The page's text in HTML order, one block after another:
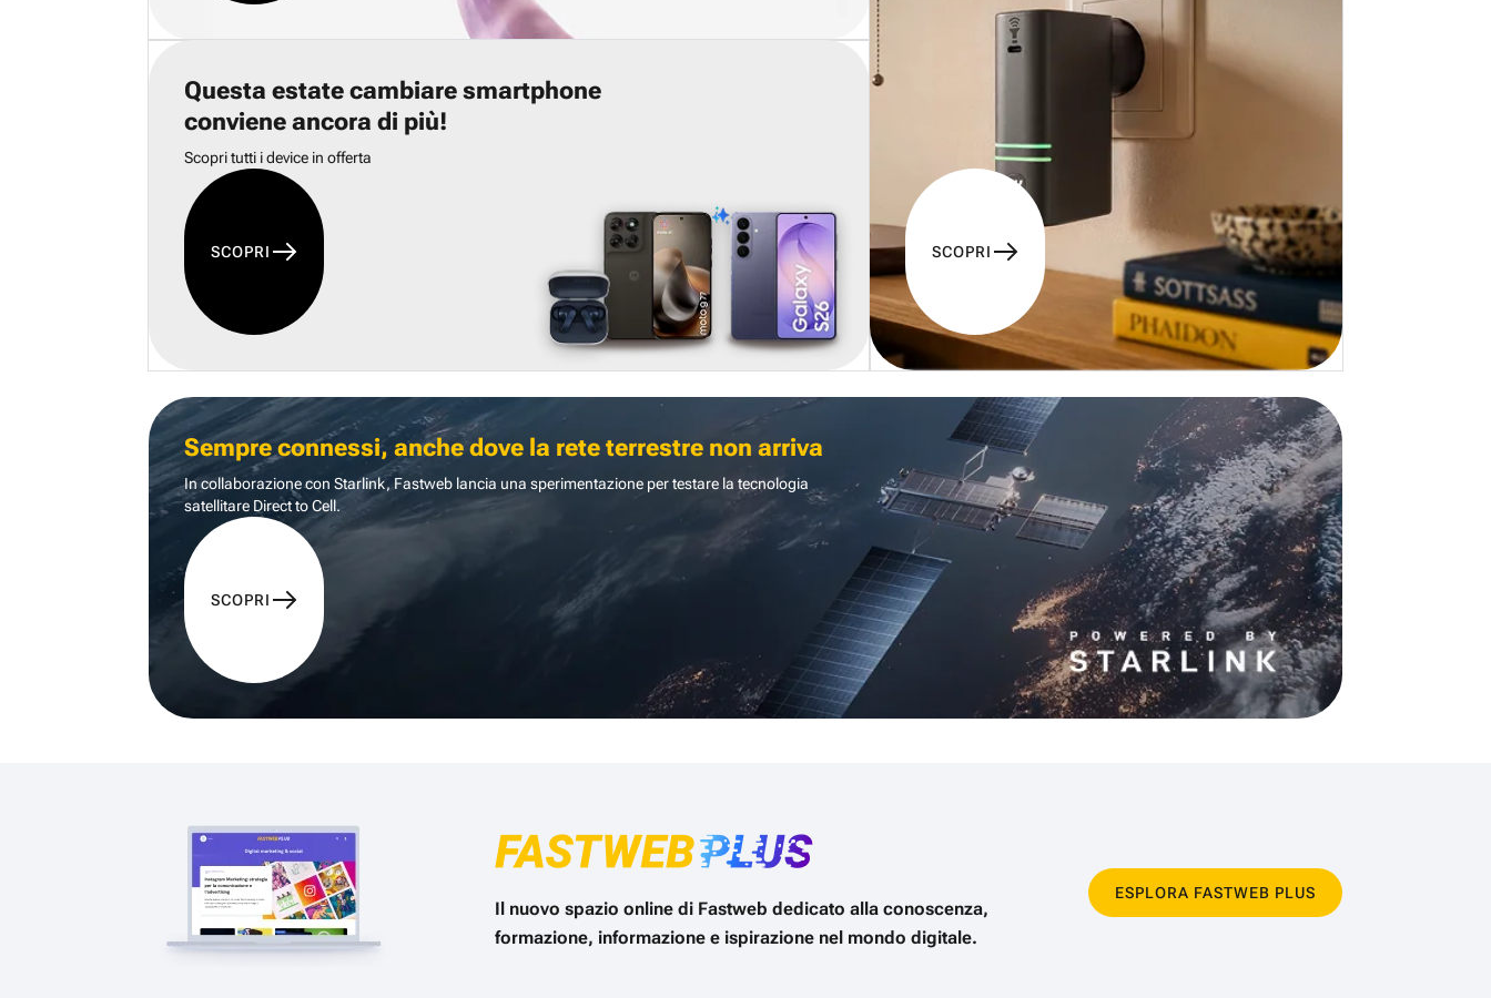
Questa estate cambiare smartphone
conviene ancora di più!
Scopri tutti i device in offerta
SCOPRI SCOPRI
Sempre connessi, anche dove la rete terrestre non arriva
In collaborazione con Starlink, Fastweb lancia una sperimentazione per testare la tecnologia
satellitare Direct to Cell.
SCOPRI
Il nuovo spazio online di Fastweb dedicato alla conoscenza,
formazione, informazione e ispirazione nel mondo digitale.
ESPLORA FASTWEB PLUS